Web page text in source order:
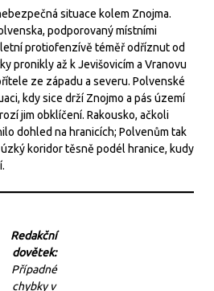
situace kolem Znojma.
podporovaný místními
protiofenzívě téměř odříznut od
pronikly až k Jevišovicím a Vranovu
ze západu a severu. Polvenské
kdy sice drží Znojmo a pás území
jim obklíčení. Rakousko, ačkoli
dohled na hranicích; Polvenům tak
koridor těsně podél hranice, kudy
Redakční
dovětek:
Případné
chybky v